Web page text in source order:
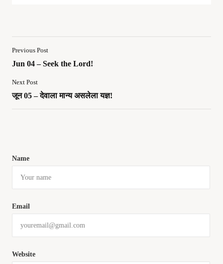
Previous Post
Jun 04 – Seek the Lord!
Next Post
जून 05 – देवाला मान्य असलेला यज्ञ!
Name
Email
Website